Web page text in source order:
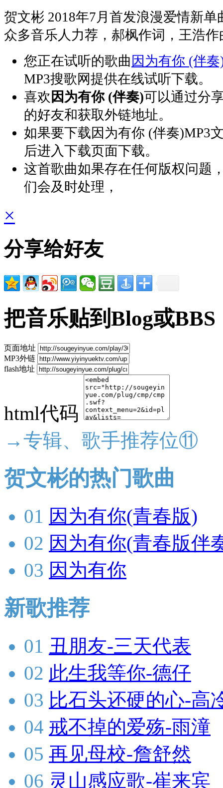
贺文彬 2018年7月首发浪漫爱情新
众多音乐人力荐，郝枫作词，王浩作
您正在试听的歌曲 因为有你 (伴奏
MP3搜歌网提供在线试听下载。
喜欢 因为有你 (伴奏)可以通过分
的好友和获取外链地址。
如果要下载因为有你 (伴奏)MP3
后进入下载页面下载。
这首歌曲如果存在任何版权问题
们会及时处理，
×
分享给好友
把音乐贴到Blog或BBS
页面地址
MP3外链
flash地址
html代码
→专辑、歌手推荐位⑪
贺文彬的热门歌曲
01 因为有你(青春版)
02 因为有你(青春版伴
03 因为有你
新歌推荐
01 丑朋友-三天代表
02 此生我等你-德仔
03 比石头还硬的心-高
04 戒不掉的爱殇-雨潼
05 再见母校-詹舒然
06 灵山感应歌-崔来宾